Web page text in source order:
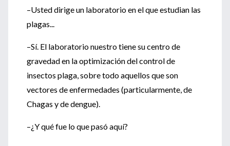
–Usted dirige un laboratorio en el que estudian las
plagas...
–Sí. El laboratorio nuestro tiene su centro de
gravedad en la optimización del control de
insectos plaga, sobre todo aquellos que son
vectores de enfermedades (particularmente, de
Chagas y de dengue).
–¿Y qué fue lo que pasó aquí?